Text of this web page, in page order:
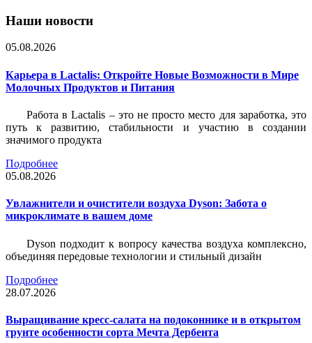
Наши новости
05.08.2026
Карьера в Lactalis: Откройте Новые Возможности в Мире
Молочных Продуктов и Питания
Работа в Lactalis – это не просто место для заработка, это
путь к развитию, стабильности и участию в создании
значимого продукта
Подробнее
05.08.2026
Увлажнители и очистители воздуха Dyson: Забота о
микроклимате в вашем доме
Dyson подходит к вопросу качества воздуха комплексно,
объединяя передовые технологии и стильный дизайн
Подробнее
28.07.2026
Выращивание кресс-салата на подоконнике и в открытом
грунте особенности сорта Мечта Дербента